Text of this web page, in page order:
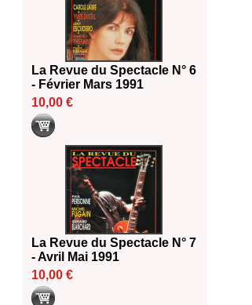
La Revue du Spectacle N° 6
- Février Mars 1991
10,00 €
La Revue du Spectacle N° 7
- Avril Mai 1991
10,00 €